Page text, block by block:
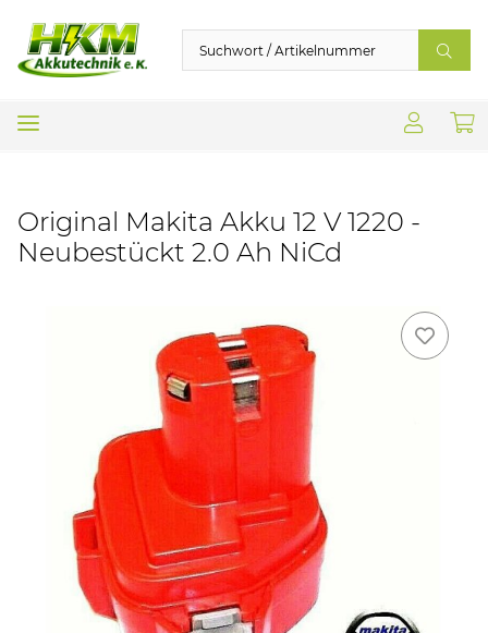
Original Makita Akku 12 V 1220 -
Neubestückt 2.0 Ah NiCd